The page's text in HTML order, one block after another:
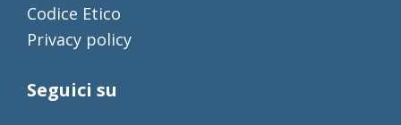
Codice Etico
Privacy policy
Seguici su